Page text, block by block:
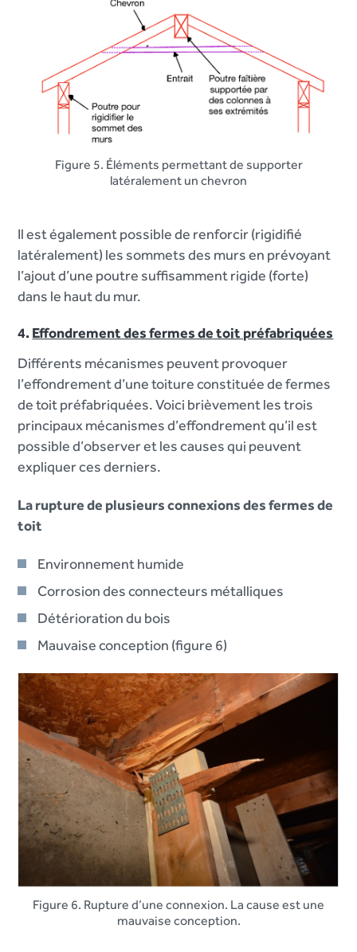
Figure 5. Éléments permettant de supporter
latéralement un chevron
Il est également possible de renforcir (rigidifié
latéralement) les sommets des murs en prévoyant
l’ajout d’une poutre suffisamment rigide (forte)
dans le haut du mur.
4. Effondrement des fermes de toit préfabriquées
Différents mécanismes peuvent provoquer
l’effondrement d’une toiture constituée de fermes
de toit préfabriquées. Voici brièvement les trois
principaux mécanismes d’effondrement qu’il est
possible d’observer et les causes qui peuvent
expliquer ces derniers.
La rupture de plusieurs connexions des fermes de
toit
Environnement humide
Corrosion des connecteurs métalliques
Détérioration du bois
Mauvaise conception (figure 6)
Figure 6. Rupture d’une connexion. La cause est une
mauvaise conception.